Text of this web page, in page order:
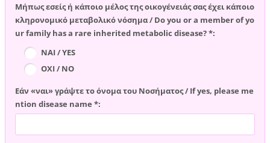
Μήπως εσείς ή κάποιο μέλος της οικογένειάς σας έχει κάποιο
κληρονομικό μεταβολικό νόσημα / Do you or a member of yo
ur family has a rare inherited metabolic disease? *:
ΝΑΙ / YES
ΟΧΙ / NO
Εάν «ναι» γράψτε το όνομα του Νοσήματος / If yes, please me
ntion disease name *: